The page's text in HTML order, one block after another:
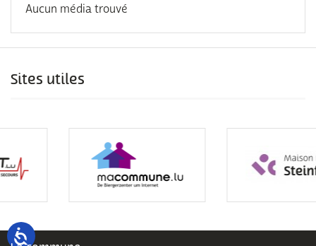
Aucun média trouvé
Sites utiles